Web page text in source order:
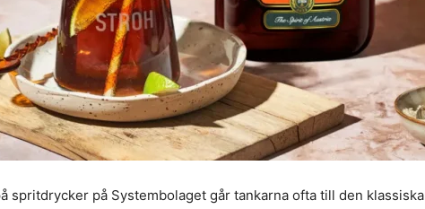
spritdrycker på Systembolaget går tankarna ofta till den klassiska